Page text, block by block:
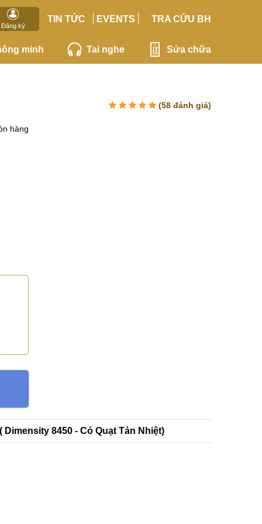
Đăng ký
TIN TỨC EVENTS TRA CỨU BH
minh Tai nghe Sửa chữa
(58 đánh giá)
hàng
8450 - Có Quạt Tản Nhiệt)